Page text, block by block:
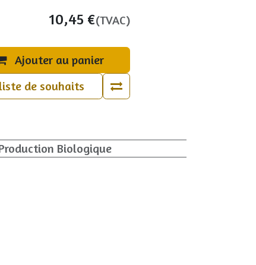
Ajouter au panier
de souhaits
10,45 €(TVAC)
Biologique